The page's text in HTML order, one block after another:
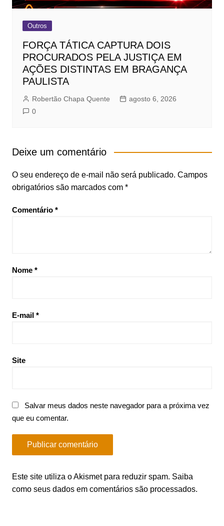
Outros
FORÇA TÁTICA CAPTURA DOIS
PROCURADOS PELA JUSTIÇA EM
AÇÕES DISTINTAS EM BRAGANÇA
PAULISTA
Robertão Chapa Quente
agosto 6, 2026
0
Deixe um comentário
O seu endereço de e-mail não será publicado. Campos
obrigatórios são marcados com *
Comentário *
Nome *
E-mail *
Site
Salvar meus dados neste navegador para a próxima vez
que eu comentar.
Este site utiliza o Akismet para reduzir spam. Saiba
como seus dados em comentários são processados.